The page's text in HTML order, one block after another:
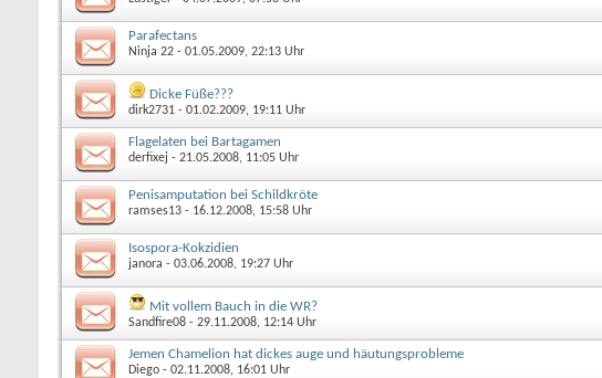
Parafectans
Ninja 22 - 01.05.2009, 22:13 Uhr
Dicke Füße???
dirk2731 - 01.02.2009, 19:11 Uhr
Flagelaten bei Bartagamen
derfixej - 21.05.2008, 11:05 Uhr
Penisamputation bei Schildkröte
ramses13 - 16.12.2008, 15:58 Uhr
Isospora-Kokzidien
janora - 03.06.2008, 19:27 Uhr
Mit vollem Bauch in die WR?
Sandfire08 - 29.11.2008, 12:14 Uhr
Jemen Chamelion hat dickes auge und häutungsprobleme
Diego - 02.11.2008, 16:01 Uhr